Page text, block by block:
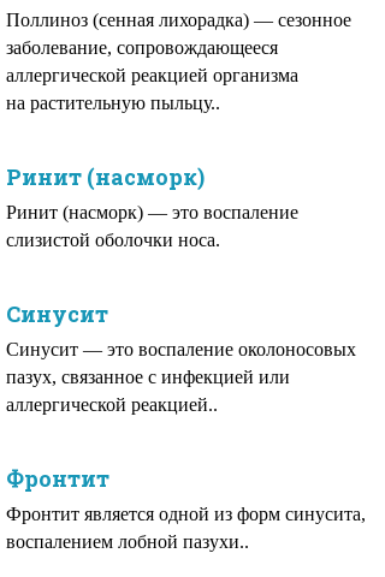
Поллиноз (сенная лихорадка) — сезонное
заболевание, сопровождающееся
аллергической реакцией организма
на растительную пыльцу..
Ринит (насморк)
Ринит (насморк) — это воспаление
слизистой оболочки носа.
Синусит
Синусит — это воспаление околоносовых
пазух, связанное с инфекцией или
аллергической реакцией..
Фронтит
Фронтит является одной из форм синусита,
воспалением лобной пазухи..